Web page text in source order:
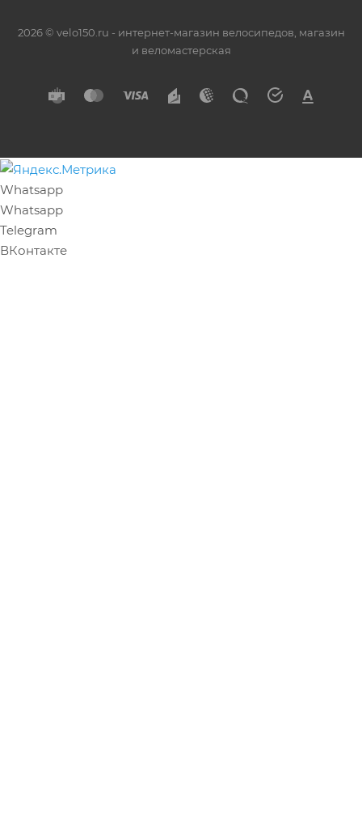
2026 © velo150.ru - интернет-магазин велосипедов, магазин
и веломастерская
Whatsapp
Whatsapp
Telegram
ВКонтакте